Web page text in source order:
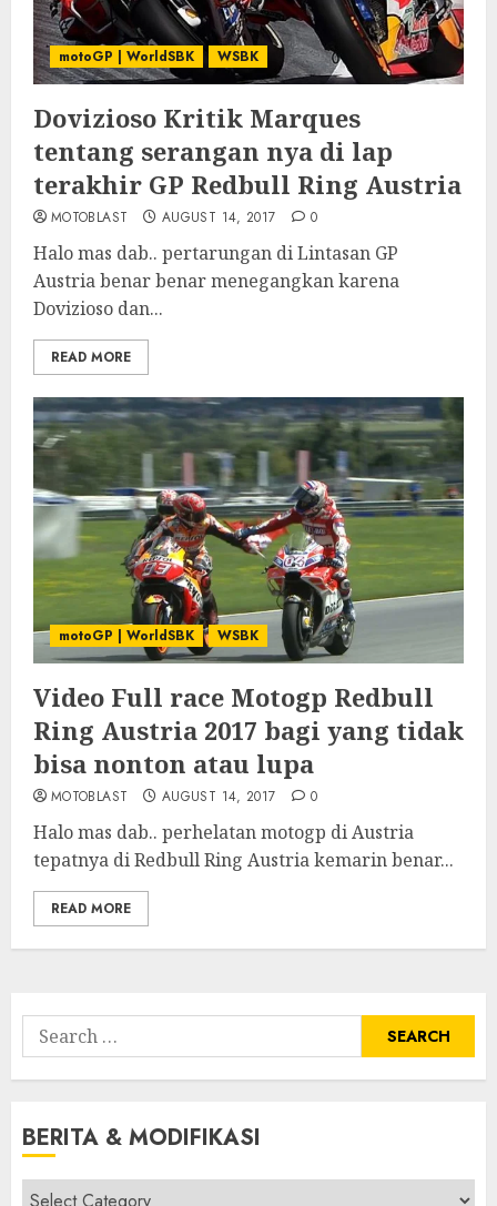
motoGP | WorldSBK WSBK
Dovizioso Kritik Marques
tentang serangan nya di lap
terakhir GP Redbull Ring Austria
MOTOBLAST AUGUST 14, 2017 0
Halo mas dab.. pertarungan di Lintasan GP
Austria benar benar menegangkan karena
Dovizioso dan...
READ MORE
motoGP | WorldSBK WSBK
Video Full race Motogp Redbull
Ring Austria 2017 bagi yang tidak
bisa nonton atau lupa
MOTOBLAST AUGUST 14, 2017 0
Halo mas dab.. perhelatan motogp di Austria
tepatnya di Redbull Ring Austria kemarin benar...
READ MORE
Search
for:
BERITA & MODIFIKASI
Berita